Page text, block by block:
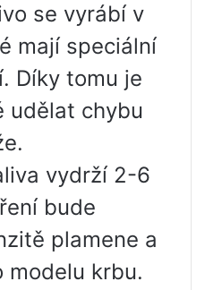
se vyrábí v
mají speciální
Díky tomu je
udělat chybu
vydrží 2-6
bude
plamene a
modelu krbu.